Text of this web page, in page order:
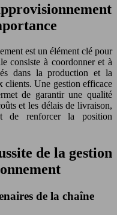
est un élément clé pour
consiste à coordonner et à
dans la production et la
clients. Une gestion efficace
de garantir une qualité
et les délais de livraison,
de renforcer la position
de la gestion
de la chaîne